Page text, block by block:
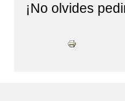
¡No olvides